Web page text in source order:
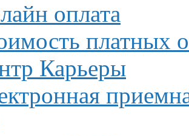
оплата
платных
Карьеры